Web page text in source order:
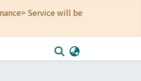
Service will be